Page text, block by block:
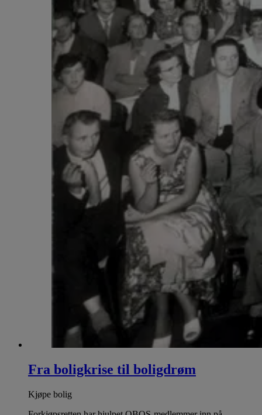
Fra boligkrise til boligdrøm
Kjøpe bolig